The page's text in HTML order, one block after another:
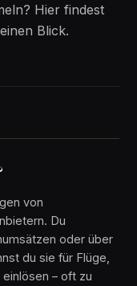
Hier findest
Blick.
von
Du
oder über
du sie für Flüge,
– oft zu